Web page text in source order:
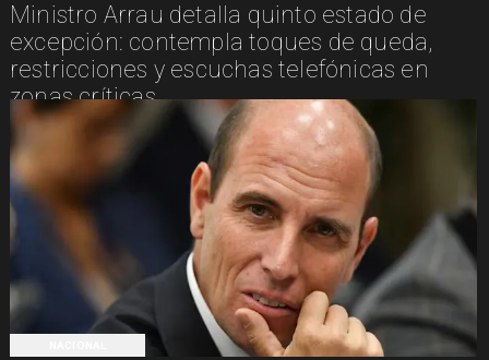
Ministro Arrau detalla quinto estado de
excepción: contempla toques de queda,
restricciones y escuchas telefónicas en
zonas críticas